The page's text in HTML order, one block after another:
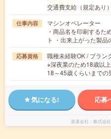
交通費支給（規定あり）
仕事内容
マシンオペレーター
・商品名を印刷するた
ト ・出来上がった製
応募資格
職種未経験OK / ブラン
※深夜業のため18歳以
18～45歳くらいまで
気になる! 応募
派遣会社 株式会